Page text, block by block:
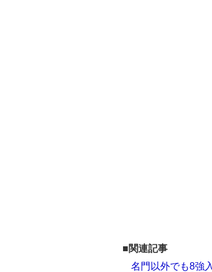
■関連記事
名門以外でも8強